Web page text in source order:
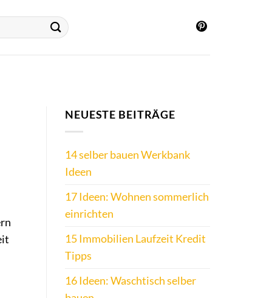
NEUESTE BEITRÄGE
14 selber bauen Werkbank
Ideen
17 Ideen: Wohnen sommerlich
einrichten
15 Immobilien Laufzeit Kredit
Tipps
16 Ideen: Waschtisch selber